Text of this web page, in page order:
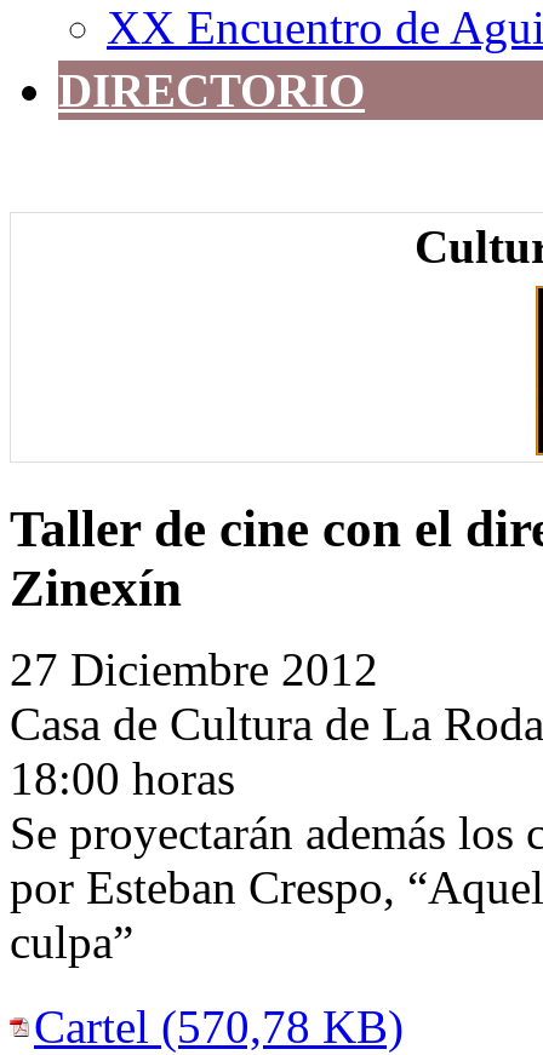
XX Encuentro de
DIRECTORIO
Taller de cine con el
Zinexín
27 Diciembre 2012
Casa de Cultura de La
18:00 horas
Se proyectarán además
por Esteban Crespo,
culpa”
Cartel (570,78 KB)